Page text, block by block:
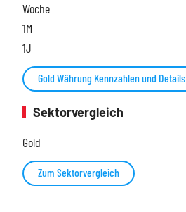
Woche
1M
1J
Gold Währung Kennzahlen und Details
Sektorvergleich
Gold
Zum Sektorvergleich